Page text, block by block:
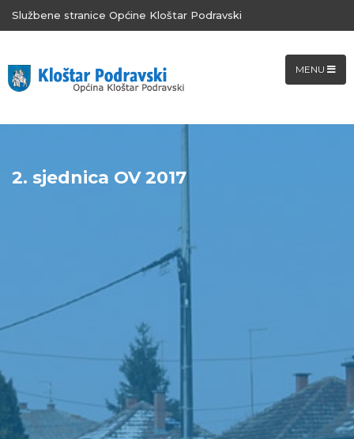
Službene stranice Općine Kloštar Podravski
MENU
2. sjednica OV 2017